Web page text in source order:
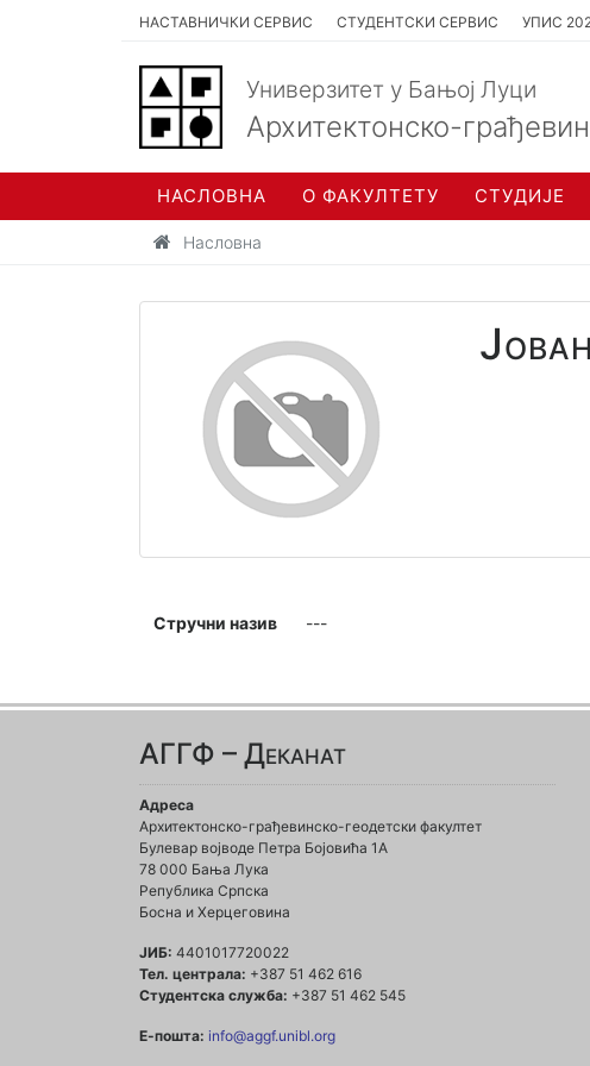
НАСТАВНИЧКИ СЕРВИС СТУДЕНТСКИ СЕРВИС УПИС
Универзитет у Бањој Луци
Архитектонско-
НАСЛОВНА О ФАКУЛТЕТУ СТУДИЈЕ
Насловна
Стручни назив ---
АГГФ – Деканат
Адреса
Архитектонско-грађевинско-геодетски факултет
Булевар војводе Петра Бојовића 1A
78 000 Бања Лука
Република Српска
Босна и Херцеговина
ЈИБ: 4401017720022
Тел. централа: +387 51 462 616
Студентска служба: +387 51 462 545
Е-пошта: info@aggf.unibl.org